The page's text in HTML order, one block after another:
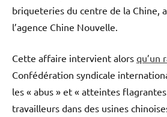
briqueteries du centre de la Chine,
l’agence Chine Nouvelle.
Cette affaire intervient alors qu’un
Confédération syndicale
les « abus » et « atteintes
travailleurs dans des usines